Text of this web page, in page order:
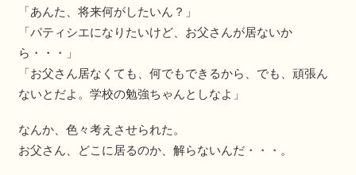
「あんた、将来何がしたいん？」
「パティシエになりたいけど、お父さんが居ないか
ら・・・」
「お父さん居なくても、何でもできるから、でも、頑張ん
ないとだよ。学校の勉強ちゃんとしなよ」
なんか、色々考えさせられた。
お父さん、どこに居るのか、解らないんだ・・・。